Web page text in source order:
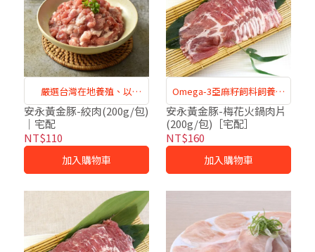
嚴選台灣在地養殖、以
Omega-3亞麻籽飼養的健康
豬隻，美味又安心
安永黃金豚-絞肉(200g/包)
｜宅配
NT$110
加入購物車
Omega-3亞麻籽飼料飼養，
肉質鮮嫩，口感佳
安永黃金豚-梅花火鍋肉片
(200g/包)［宅配］
NT$160
加入購物車